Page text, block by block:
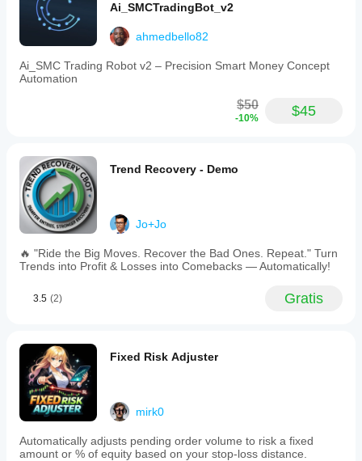
Ai_SMCTradingBot_v2
ahmedbello82
Ai_SMC Trading Robot v2 – Precision Smart Money Concept
Automation
$50
-10% $45
Trend Recovery - Demo
Jo+Jo
🔥 "Ride the Big Moves. Recover the Bad Ones. Repeat." Turn
Trends into Profit & Losses into Comebacks — Automatically!
3.5 (2) Gratis
Fixed Risk Adjuster
mirk0
Automatically adjusts pending order volume to risk a fixed
amount or % of equity based on your stop-loss distance.